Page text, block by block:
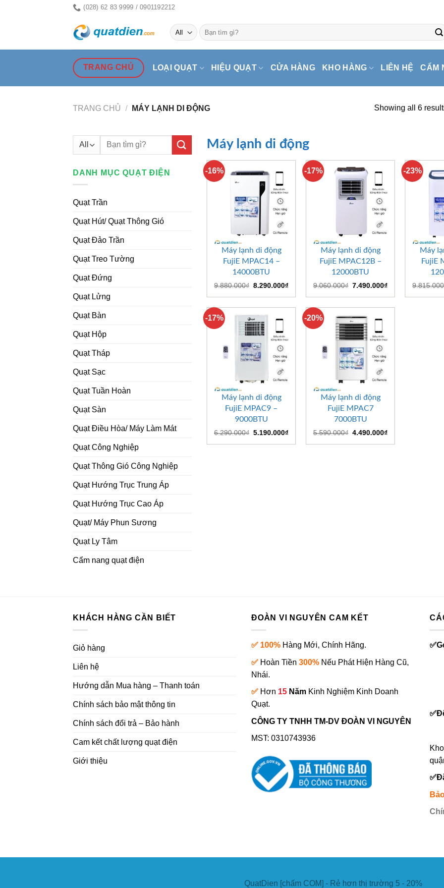
(028) 62 83 9999 / 0901192212
Tìm
kiếm:
TRANG CHỦ LOẠI QUẠT HIỆU QUẠT CỬA HÀNG KHO HÀNG LIÊN HỆ CẨM
TRANG CHỦ / MÁY LẠNH DI ĐỘNG Showing all 6
Tìm
DANH MỤC QUẠT ĐIỆN
Quạt Trần
Quạt Hút/ Quạt Thông Gió
Quạt Đảo Trần
Quạt Treo Tường
Quạt Đứng
Quạt Lửng
Quạt Bàn
Quạt Hộp
Quạt Tháp
Quạt Sạc
Quạt Tuần Hoàn
Quạt Sàn
Quạt Điều Hòa/ Máy Làm Mát
Quạt Công Nghiệp
Quạt Thông Gió Công Nghiệp
Quạt Hướng Trục Trung Áp
Quạt Hướng Trục Cao Áp
Quạt/ Máy Phun Sương
Quạt Ly Tâm
Cẩm nang quạt điện
Máy lạnh di động
-16%
Máy lạnh di động
FujiE MPAC14 –
14000BTU
9.880.000₫ Giá
là:
9.880.000₫.
8.290.000₫Giá
tại
là:
8.290.000₫.
-17%
Máy lạnh di động
FujiE MPAC12B –
12000BTU
9.060.000₫ Giá
là:
9.060.000₫.
7.490.000₫Giá
tại
là:
-23%
Máy
FujiE
9.815.000
-17%
Máy lạnh di động
FujiE MPAC9 –
9000BTU
6.290.000₫ Giá
là:
5.190.000₫Giá
tại
-20%
Máy lạnh di động
FujiE MPAC7
7000BTU
5.590.000₫ Giá
là:
4.490.000₫Giá
tại
KHÁCH HÀNG CẦN BIẾT
Giỏ hàng
Liên hệ
Hướng dẫn Mua hàng – Thanh toán
Chính sách bảo mật thông tin
Chính sách đổi trả – Bảo hành
Cam kết chất lượng quạt điện
Giới thiệu
ĐOÀN VI NGUYÊN CAM KẾT
✅ 100% Hàng Mới, Chính Hãng.
✅ Hoàn Tiền 300% Nếu Phát Hiện Hàng Cũ,
Nhái.
✅ Hơn 15 Năm Kinh Nghiệm Kinh Doanh
Quạt.
CÔNG TY TNHH TM-DV ĐOÀN VI NGUYÊN
MST: 0310743936
✅
✅
✅
QuatDien [chấm COM] - Rẻ hơn thị trường 5 - 20%